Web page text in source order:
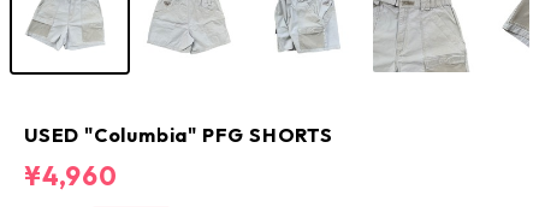
USED "Columbia" PFG SHORTS
¥4,960